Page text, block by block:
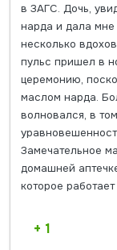
в ЗАГС. Дочь,
нарда и дала мне
несколько
пульс пришел в
церемонию,
маслом нарда.
волновался, в
Замечательное
домашней
которое
+ 1